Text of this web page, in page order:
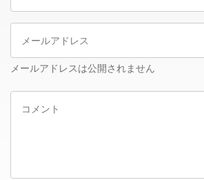
ル
メールアドレスは公開されません